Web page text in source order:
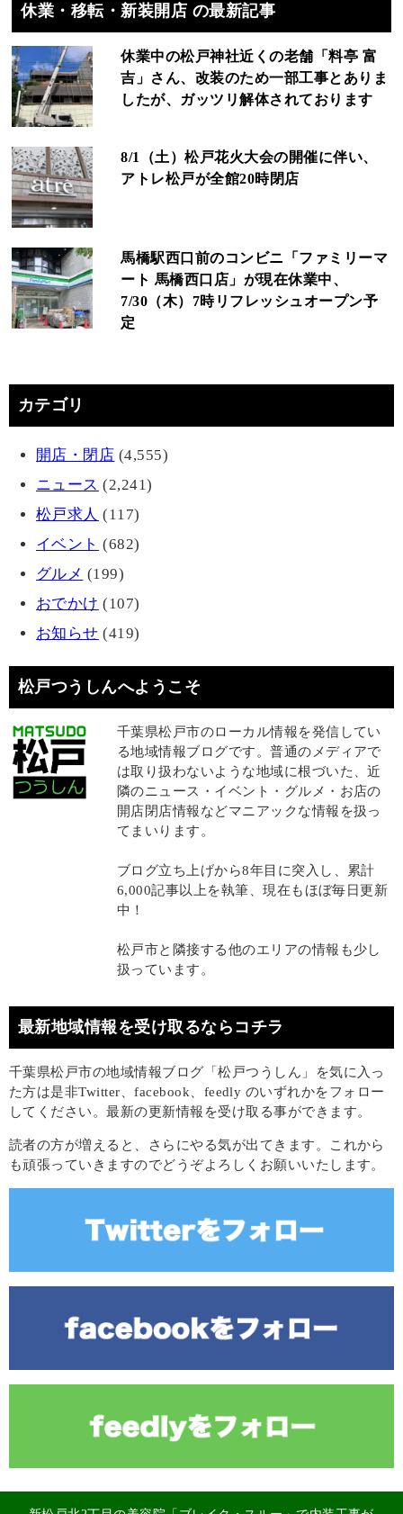
休業・移転・新装開店 の最新記事
休業中の松戸神社近くの老舗「料亭 富
吉」さん、改装のため一部工事とありま
したが、ガッツリ解体されております
8/1（土）松戸花火大会の開催に伴い、
アトレ松戸が全館20時閉店
馬橋駅西口前のコンビニ「ファミリーマ
ート 馬橋西口店」が現在休業中、
7/30（木）7時リフレッシュオープン予
定
カテゴリ
開店・閉店 (4,555)
ニュース (2,241)
松戸求人 (117)
イベント (682)
グルメ (199)
おでかけ (107)
お知らせ (419)
松戸つうしんへようこそ
千葉県松戸市のローカル情報を発信してい
る地域情報ブログです。普通のメディアで
は取り扱わないような地域に根づいた、近
隣のニュース・イベント・グルメ・お店の
開店閉店情報などマニアックな情報を扱っ
てまいります。
ブログ立ち上げから8年目に突入し、累計
6,000記事以上を執筆、現在もほぼ毎日更新
中！
松戸市と隣接する他のエリアの情報も少し
扱っています。
最新地域情報を受け取るならコチラ
千葉県松戸市の地域情報ブログ「松戸つうしん」を気に入っ
た方は是非Twitter、facebook、feedly のいずれかをフォロー
してください。最新の更新情報を受け取る事ができます。
読者の方が増えると、さらにやる気が出てきます。これから
も頑張っていきますのでどうぞよろしくお願いいたします。